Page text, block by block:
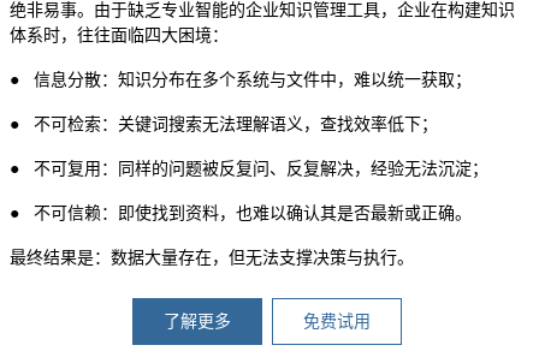
绝非易事。由于缺乏专业智能的企业知识管理工具，企业在构建知识
体系时，往往面临四大困境：
● 信息分散：知识分布在多个系统与文件中，难以统一获取；
● 不可检索：关键词搜索无法理解语义，查找效率低下；
● 不可复用：同样的问题被反复问、反复解决，经验无法沉淀；
● 不可信赖：即使找到资料，也难以确认其是否最新或正确。
最终结果是：数据大量存在，但无法支撑决策与执行。
了解更多 免费试用